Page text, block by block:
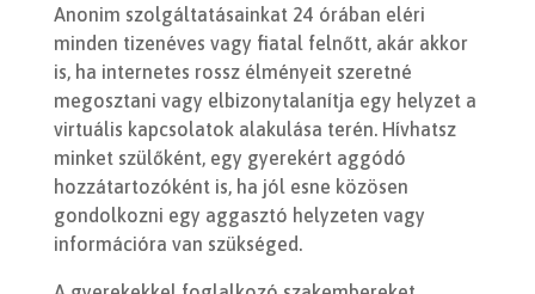
Anonim szolgáltatásainkat 24 órában eléri
minden tizenéves vagy fiatal felnőtt, akár akkor
is, ha internetes rossz élményeit szeretné
megosztani vagy elbizonytalanítja egy helyzet a
virtuális kapcsolatok alakulása terén. Hívhatsz
minket szülőként, egy gyerekért aggódó
hozzátartozóként is, ha jól esne közösen
gondolkozni egy aggasztó helyzeten vagy
információra van szükséged.